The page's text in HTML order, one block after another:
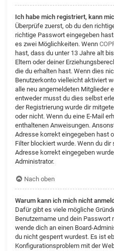
Ich habe mich registriert, kann
Überprüfe zuerst, ob du den
richtige Passwort eingegeben
es zwei Möglichkeiten. Wenn
hast, dass du unter 13 Jahre alt
Eltern oder deiner
die du erhalten hast. Wenn dies
Benutzerkonto vielleicht aktiviert
alle neu angemeldeten Mitglieder
entweder musst du dies selbst
der Registrierung wurde dir
oder nicht. Wenn du eine E-Mail
enthaltenen Anweisungen.
Adresse korrekt eingegeben hast
Filter blockiert wurde. Wenn du
Adresse korrekt eingegeben
Administrator.
Nach oben
Warum kann ich mich nicht
Dafür gibt es viele mögliche
Benutzername und dein Passwort
wende dich an einen Board-
du nicht gesperrt wurdest. Es ist
Konfigurationsproblem mit der